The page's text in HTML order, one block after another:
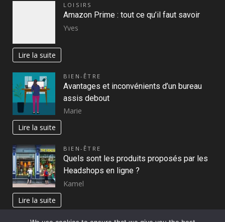
LOISIRS
Amazon Prime : tout ce qu’il faut savoir
Yves
Lire la suite
BIEN-ÊTRE
Avantages et inconvénients d’un bureau
assis debout
Marie
Lire la suite
BIEN-ÊTRE
Quels sont les produits proposés par les
Headshops en ligne ?
Kamel
Lire la suite